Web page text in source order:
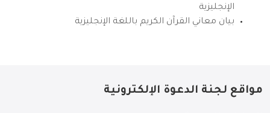
الإنجليزية
بيان معاني القرآن الكريم باللغة الإنجليزية
مواقع لجنة الدعوة الإلكترونية